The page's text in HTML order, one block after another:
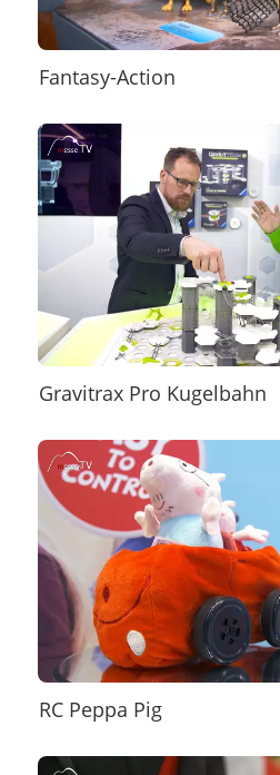
Fantasy-Action
Gravitrax Pro Kugelbahn
RC Peppa Pig